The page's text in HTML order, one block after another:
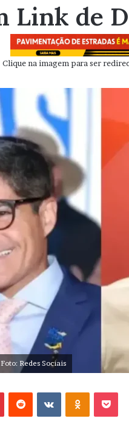
Link de
Clique na imagem para ser
Redes Sociais
VK OK